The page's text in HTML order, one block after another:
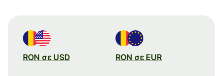
RON σε USD RON σε EUR